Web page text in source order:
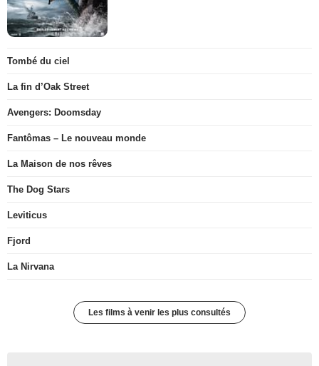
Tombé du ciel
La fin d’Oak Street
Avengers: Doomsday
Fantômas – Le nouveau monde
La Maison de nos rêves
The Dog Stars
Leviticus
Fjord
La Nirvana
Les films à venir les plus consultés